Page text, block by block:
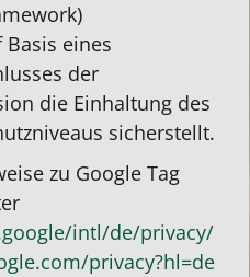
eines
der
die Einhaltung des
sicherstellt.
zu Google Tag
/intl/de/privacy/
/privacy?hl=de